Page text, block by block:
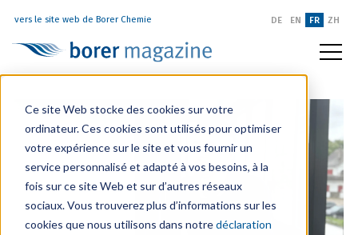
Ce site Web stocke des cookies sur votre
ordinateur. Ces cookies sont utilisés pour optimiser
votre expérience sur le site et vous fournir un
service personnalisé et adapté à vos besoins, à la
fois sur ce site Web et sur d’autres réseaux
sociaux. Vous trouverez plus d’informations sur les
cookies que nous utilisons dans notredéclaration
vers le site web de Borer Chemie DE EN FR ZH